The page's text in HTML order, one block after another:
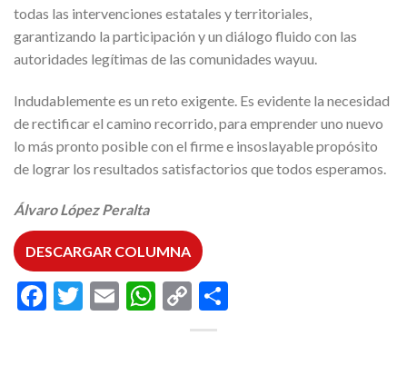
todas las intervenciones estatales y territoriales,
garantizando la participación y un diálogo fluido con las
autoridades legítimas de las comunidades wayuu.
Indudablemente es un reto exigente. Es evidente la necesidad
de rectificar el camino recorrido, para emprender uno nuevo
lo más pronto posible con el firme e insoslayable propósito
de lograr los resultados satisfactorios que todos esperamos.
Álvaro López Peralta
DESCARGAR COLUMNA
Facebook
Twitter
EmailWhatsApp
Copy
Link